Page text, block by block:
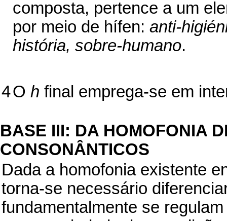
composta, pertence a um
por meio de hífen: anti-
história, sobre-humano.
4O h final emprega-se em
BASE III: DA HOMOFONIA
CONSONÂNTICOS
Dada a homofonia existente
torna-se necessário
fundamentalmente se